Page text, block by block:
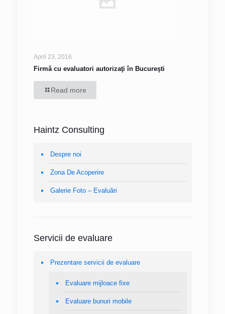
April 23, 2016
Firmă cu evaluatori autorizaţi în Bucureşti
Read more
Haintz Consulting
Despre noi
Zona De Acoperire
Galerie Foto – Evaluări
Servicii de evaluare
Prezentare servicii de evaluare
Evaluare mijloace fixe
Evaluare bunuri mobile